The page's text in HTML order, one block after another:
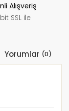
Alışveriş
SSL ile
Yorumlar (0)